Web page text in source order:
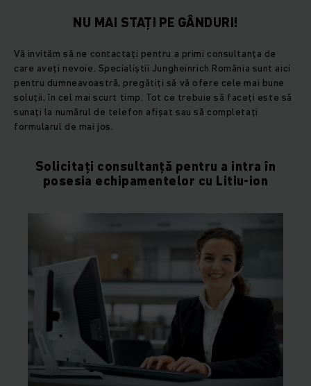
NU MAI STAȚI PE GÂNDURI!
Vă invităm să ne contactați pentru a primi consultanța de
care aveți nevoie. Specialiștii Jungheinrich România sunt aici
pentru dumneavoastră, pregătiți să vă ofere cele mai bune
soluții, în cel mai scurt timp. Tot ce trebuie să faceți este să
sunați la numărul de telefon afișat sau să completați
formularul de mai jos.
Solicitați consultanță pentru a intra în
posesia echipamentelor cu Litiu-ion